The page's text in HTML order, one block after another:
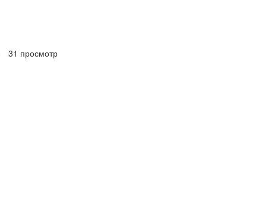
31 просмотр